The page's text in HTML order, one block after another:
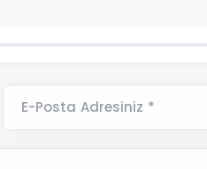
E-Posta Adresiniz *